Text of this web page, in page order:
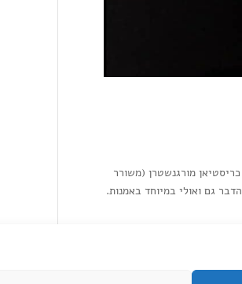
מורגנשטרן (משורר
גם ואולי במיוחד באמנות.